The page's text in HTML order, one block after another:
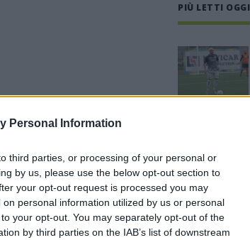
Personal Information
third parties, or processing of your personal or
by us, please use the below opt-out section to
your opt-out request is processed you may
personal information utilized by us or personal
your opt-out. You may separately opt-out of the
by third parties on the IAB’s list of downstream
PIÙ LETTI OGGI